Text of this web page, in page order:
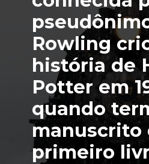
Rowling
história de
Potter em
quando
manuscrito
primeiro